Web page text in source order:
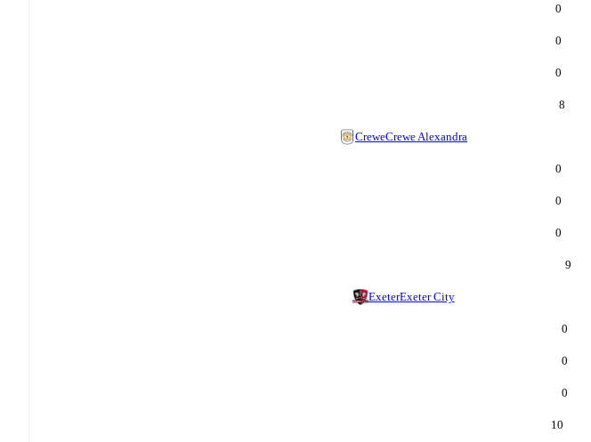
0
0
0
8
CreweCrewe Alexandra
0
0
0
9
ExeterExeter City
0
0
0
10